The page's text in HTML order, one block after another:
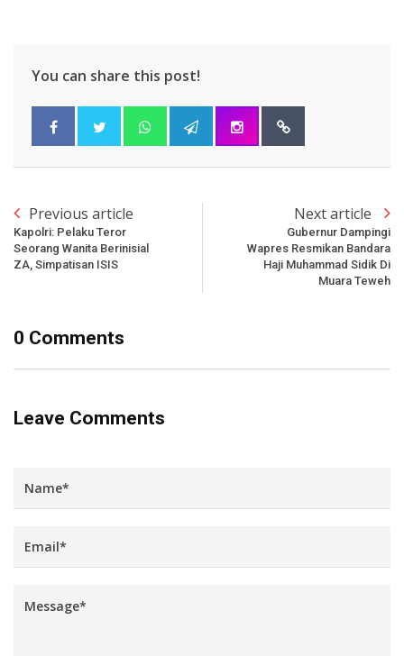
You can share this post!
Previous article
Kapolri: Pelaku Teror
Seorang Wanita Berinisial
ZA, Simpatisan ISIS
Next article
Gubernur Dampingi
Wapres Resmikan Bandara
Haji Muhammad Sidik Di
Muara Teweh
0 Comments
Leave Comments